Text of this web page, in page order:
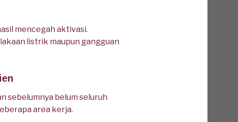
mencegah aktivasi.
listrik maupun gangguan
sebelumnya belum seluruh
area kerja.